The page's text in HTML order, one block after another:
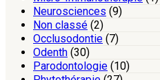
Neurosciences (9)
Non classé (2)
Occlusodontie (7)
Odenth (30)
Parodontologie (10)